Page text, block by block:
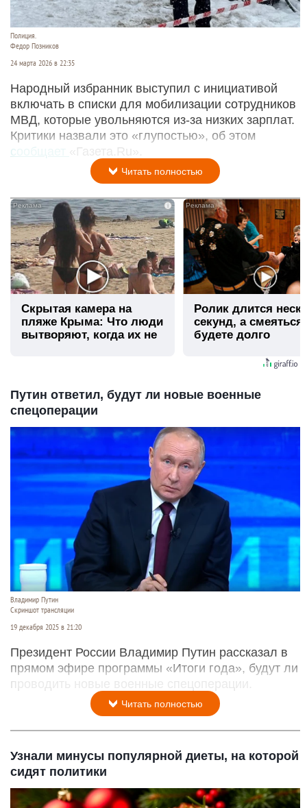
Полиция.
Федор Позников
24 марта 2026 в 22:35
Народный избранник выступил с инициативой
включать в списки для мобилизации сотрудников
МВД, которые увольняются из-за низких зарплат.
Критики назвали это «глупостью», об этом
сообщает
«Газета.Ru».
Читать полностью
i
Скрытая камера на
пляже Крыма: Что люди
вытворяют, когда их не
Ролик длится
секунд, а
будете долго
Путин ответил, будут ли новые военные
спецоперации
Владимир Путин
Скриншот трансляции
19 декабря 2025 в 21:20
Президент России Владимир Путин рассказал в
прямом эфире программы «Итоги года», будут ли
проводить новые военные спецоперации.
Читать полностью
Узнали минусы популярной диеты, на которой
сидят политики